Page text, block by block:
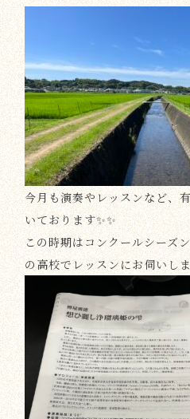
今月も演奏やレッスンなど、
いております✨✨
この時期はコンクールシーズ
の高校でレッスンにお伺いし